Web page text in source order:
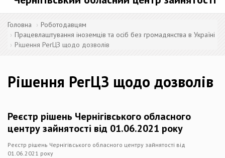
Головна
Роботодавцям
Працевлаштування іноземців та осіб без громадянства в Україні
Рішення РегЦЗ щодо дозволів
Рішення РегЦЗ щодо дозволів
Реєстр рішень Чернігівського обласного
центру зайнятості від 01.06.2021 року
Реєстр рішень Чернігівського обласного центру зайнятості від
01.06.2021 року